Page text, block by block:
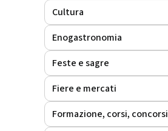
Cultura
Enogastronomia
Feste e sagre
Fiere e mercati
Formazione, corsi, concorsi